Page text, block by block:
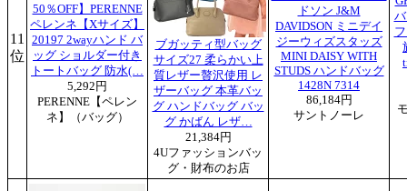
11
位
50％OFF】PERENNE
ペレンネ【Xサイズ】
20197 2wayハンド バ
ッグ ショルダー付き
トートバッグ 防水(…
5,292円
PERENNE【ペレン
ネ】（バッグ）
ブガッティ型バッグ
サイズ27 柔らかい上
質レザー贅沢使用 レ
ザーバッグ 本革バッ
グ ハンドバッグ バッ
グ かばん レザ…
21,384円
4Uファッションバッ
グ・財布のお店
ドソン J&M
DAVIDSON ミニデイ
ジーウィズスタッズ
MINI DAISY WITH
STUDS ハンドバッグ
1428N 7314
86,184円
サントノーレ